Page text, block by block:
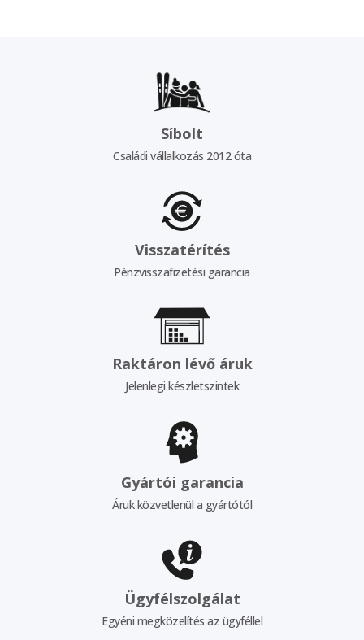
Síbolt
Családi vállalkozás 2012 óta
Visszatérítés
Pénzvisszafizetési garancia
Raktáron lévő áruk
Jelenlegi készletszintek
Gyártói garancia
Áruk közvetlenül a gyártótól
Ügyfélszolgálat
Egyéni megközelítés az ügyféllel